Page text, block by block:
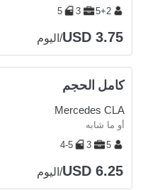
5+2
3
5
USD 3.75/اليوم
كامل الحجم
Mercedes CLA
أو ما شابه
5
3
4-5
USD 6.25/اليوم